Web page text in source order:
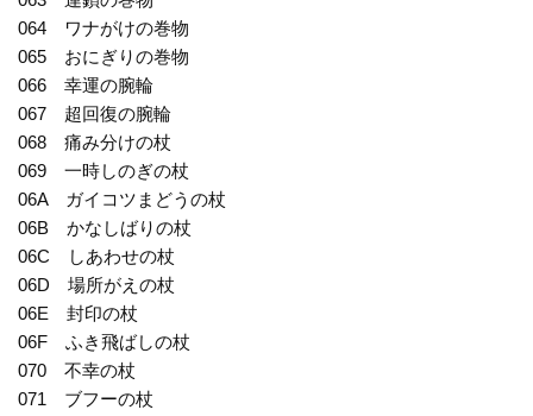
064 ワナがけの巻物
065 おにぎりの巻物
066 幸運の腕輪
067 超回復の腕輪
068 痛み分けの杖
069 一時しのぎの杖
06A ガイコツまどうの杖
06B かなしばりの杖
06C しあわせの杖
06D 場所がえの杖
06E 封印の杖
06F ふき飛ばしの杖
070 不幸の杖
071 ブフーの杖